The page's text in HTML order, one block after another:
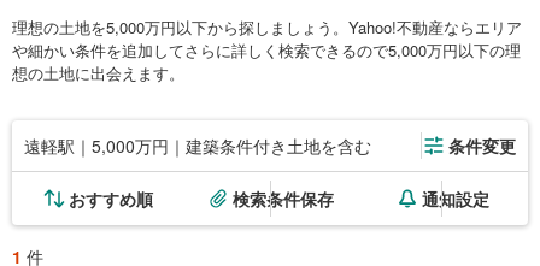
理想の土地を5,000万円以下から探しましょう。Yahoo!不動産ならエリア
や細かい条件を追加してさらに詳しく検索できるので5,000万円以下の理
想の土地に出会えます。
遠軽駅｜5,000万円｜建築条件付き土地を含む 条件変更
おすすめ順 検索条件保存 通知設定
1 件